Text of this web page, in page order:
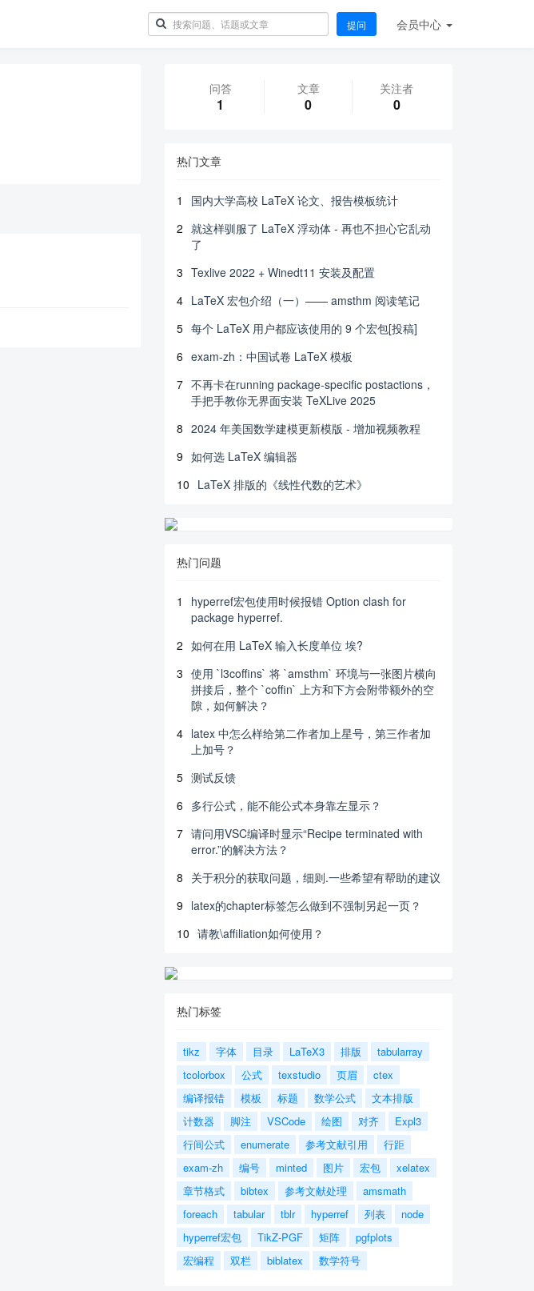
提问 会员中心
问答
1
文章
0
关注者
0
热门文章
1
国内大学高校 LaTeX 论文、报告模板统计
2 就这样驯服了 LaTeX 浮动体 - 再也不担心它乱动
了
3 Texlive 2022 + Winedt11 安装及配置
4 LaTeX 宏包介绍（一）—— amsthm 阅读笔记
5 每个 LaTeX 用户都应该使用的 9 个宏包[投稿]
6 exam-zh：中国试卷 LaTeX 模板
7 不再卡在running package-specific postactions，
手把手教你无界面安装 TeXLive 2025
8 2024 年美国数学建模更新模版 - 增加视频教程
9 如何选 LaTeX 编辑器
10 LaTeX 排版的《线性代数的艺术》
热门问题
1
hyperref宏包使用时候报错 Option clash for
package hyperref.
2 如何在用 LaTeX 输入长度单位 埃?
3 使用 `l3coffins` 将 `amsthm` 环境与一张图片横向
拼接后，整个 `coffin` 上方和下方会附带额外的空
隙，如何解决？
4 latex 中怎么样给第二作者加上星号，第三作者加
上加号？
5 测试反馈
6 多行公式，能不能公式本身靠左显示？
7 请问用VSC编译时显示“Recipe terminated with
error.”的解决方法？
8 关于积分的获取问题，细则.一些希望有帮助的建议
9 latex的chapter标签怎么做到不强制另起一页？
10 请教\affiliation如何使用？
热门标签
tikz 字体 目录 LaTeX3 排版
tabularray
tcolorbox
公式 texstudio 页眉
ctex
编译报错
模板 标题 数学公式
文本排版
计数器
脚注 VSCode 绘图 对齐
Expl3
行间公式
enumerate 参考文献引用
行距
exam-zh
编号 minted 图片 宏包
xelatex
章节格式
bibtex 参考文献处理
amsmath
foreach
tabular tblr hyperref 列表
node
hyperref宏包
TikZ-PGF 矩阵
pgfplots
宏编程
双栏 biblatex 数学符号